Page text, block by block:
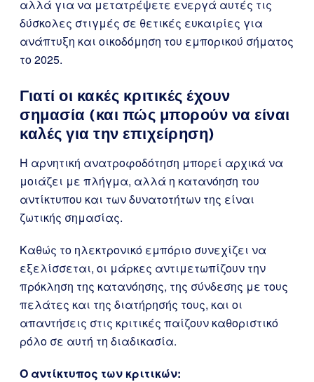
αλλά για να μετατρέψετε ενεργά αυτές τις
δύσκολες στιγμές σε θετικές ευκαιρίες για
ανάπτυξη και οικοδόμηση του εμπορικού σήματος
το 2025.
Γιατί οι κακές κριτικές έχουν
σημασία (και πώς μπορούν να είναι
καλές για την επιχείρηση)
Η αρνητική ανατροφοδότηση μπορεί αρχικά να
μοιάζει με πλήγμα, αλλά η κατανόηση του
αντίκτυπου και των δυνατοτήτων της είναι
ζωτικής σημασίας.
Καθώς το ηλεκτρονικό εμπόριο συνεχίζει να
εξελίσσεται, οι μάρκες αντιμετωπίζουν την
πρόκληση της κατανόησης, της σύνδεσης με τους
πελάτες και της διατήρησής τους, και οι
απαντήσεις στις κριτικές παίζουν καθοριστικό
ρόλο σε αυτή τη διαδικασία.
Ο αντίκτυπος των κριτικών: